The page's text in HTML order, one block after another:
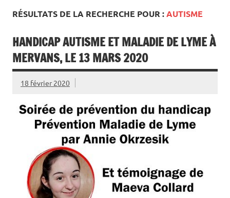
RÉSULTATS DE LA RECHERCHE POUR :AUTISME
HANDICAP AUTISME ET MALADIE DE LYME À
MERVANS, LE 13 MARS 2020
18 février 2020